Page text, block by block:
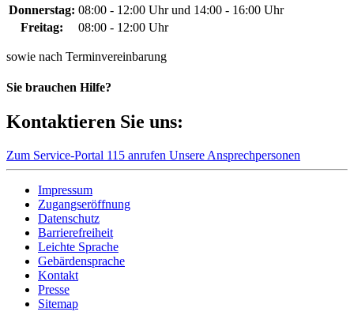
Donnerstag: 08:00 - 12:00 Uhr und 14:00 - 16:00 Uhr
Freitag:
08:00 - 12:00 Uhr
sowie nach Terminvereinbarung
Sie brauchen Hilfe?
Kontaktieren Sie uns:
Zum Service-Portal 115 anrufen Unsere Ansprechpersonen
Impressum
Zugangseröffnung
Datenschutz
Barrierefreiheit
Leichte Sprache
Gebärdensprache
Kontakt
Presse
Sitemap